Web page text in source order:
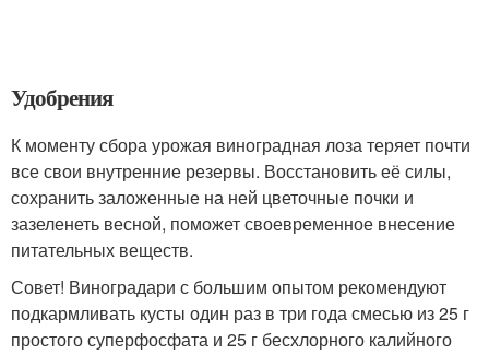
Удобрения
К моменту сбора урожая виноградная лоза теряет почти
все свои внутренние резервы. Восстановить её силы,
сохранить заложенные на ней цветочные почки и
зазеленеть весной, поможет своевременное внесение
питательных веществ.
Совет! Виноградари с большим опытом рекомендуют
подкармливать кусты один раз в три года смесью из 25 г
простого суперфосфата и 25 г бесхлорного калийного